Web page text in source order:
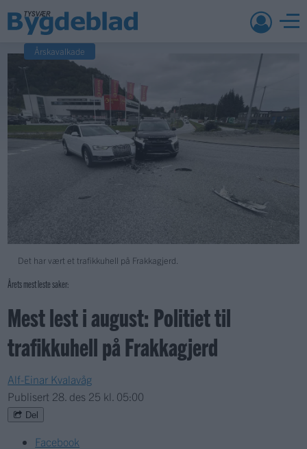
Det har vært et trafikkuhell på Frakkagjerd.
Årskavalkade
Årets mest leste saker:
Mest lest i august: Politiet til
trafikkuhell på Frakkagjerd
Alf-Einar Kvalavåg
Publisert 28. des 25 kl. 05:00
Del
Facebook